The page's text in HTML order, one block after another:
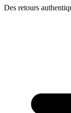
Des retours